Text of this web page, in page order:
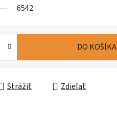
6542
DO KOŠÍKA
Strážiť Zdieľať